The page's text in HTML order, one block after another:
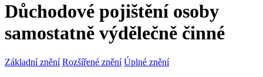
Důchodové pojištění osoby
samostatně výdělečně činné
Základní znění Rozšířené znění Úplné znění